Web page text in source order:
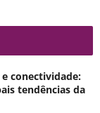
conectividade:
tendências da